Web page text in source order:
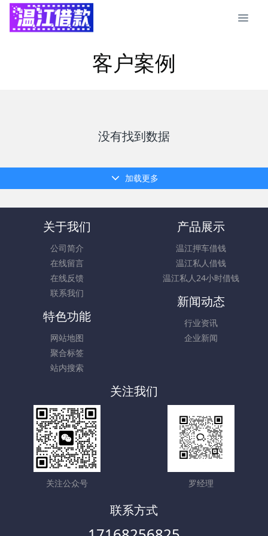
客户案例
没有找到数据
加载更多
关于我们
公司简介
在线留言
在线反馈
联系我们
产品展示
温江押车借钱
温江私人借钱
温江私人24小时借钱
新闻动态
行业资讯
企业新闻
特色功能
网站地图
聚合标签
站内搜索
关注我们
关注公众号 罗经理
联系方式